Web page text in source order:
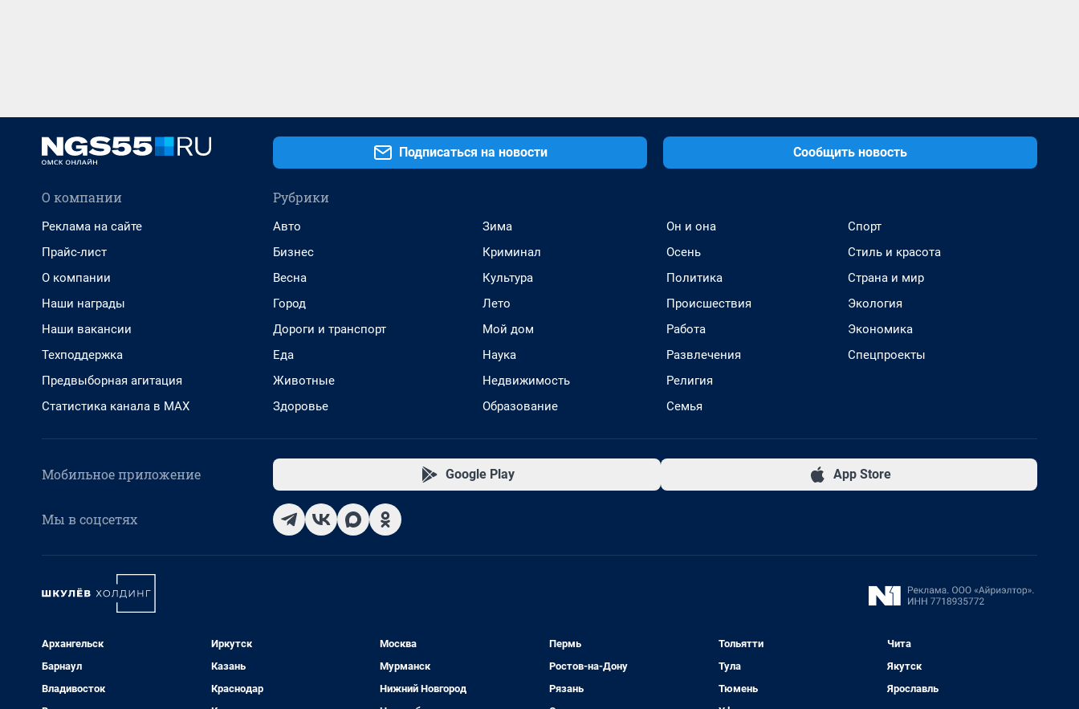
Подписаться на новости Сообщить новость
О компании
Реклама на сайте
Прайс-лист
О компании
Наши награды
Наши вакансии
Техподдержка
Предвыборная агитация
Статистика канала в MAX
Рубрики
Авто
Бизнес
Весна
Город
Дороги и транспорт
Еда
Животные
Здоровье
Зима
Криминал
Культура
Лето
Мой дом
Наука
Недвижимость
Образование
Он и она
Осень
Политика
Происшествия
Работа
Развлечения
Религия
Семья
Спорт
Стиль и красота
Страна и мир
Экология
Экономика
Спецпроекты
Мобильное приложение Google Play App Store
Мы в соцсетях
Архангельск
Барнаул
Владивосток
Иркутск
Казань
Краснодар
Москва
Мурманск
Нижний Новгород
Пермь
Ростов-на-Дону
Рязань
Тольятти
Тула
Тюмень
Чита
Якутск
Ярославль